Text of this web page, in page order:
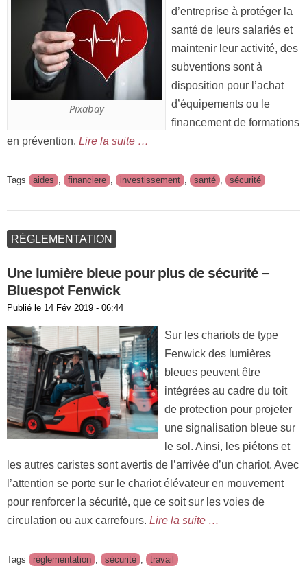
Pixabay
d’entreprise à protéger la
santé de leurs salariés et
maintenir leur activité, des
subventions sont à
disposition pour l’achat
d’équipements ou le
financement de formations
en prévention. Lire la suite …
Tags aides , financiere , investissement , santé , sécurité
RÉGLEMENTATION
Une lumière bleue pour plus de sécurité –
Bluespot Fenwick
Publié le 14 Fév 2019 - 06:44
Sur les chariots de type
Fenwick des lumières
bleues peuvent être
intégrées au cadre du toit
de protection pour projeter
une signalisation bleue sur
le sol. Ainsi, les piétons et
les autres caristes sont avertis de l’arrivée d’un chariot. Avec
l’attention se porte sur le chariot élévateur en mouvement
pour renforcer la sécurité, que ce soit sur les voies de
circulation ou aux carrefours. Lire la suite …
Tags réglementation , sécurité , travail